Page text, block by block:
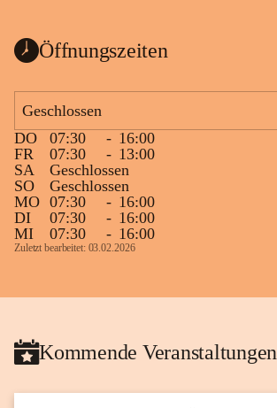
Öffnungszeiten
Geschlossen
DO
07:30 - 16:00
FR
07:30 - 13:00
SA
Geschlossen
SO
Geschlossen
MO 07:30 - 16:00
DI
07:30 - 16:00
MI
07:30 - 16:00
Zuletzt bearbeitet: 03.02.2026
Kommende Veranstaltungen